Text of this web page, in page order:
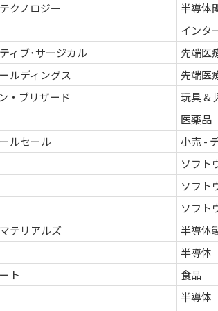
クノロジー
半導体
インタ
ィブ･サージカル
先端医
ルディングス
先端医
・ブリザード
玩具 &
医薬品
ルセール
小売 -
ソフト
ソフト
ソフト
テリアルズ
半導体
半導体
ト
食品
半導体